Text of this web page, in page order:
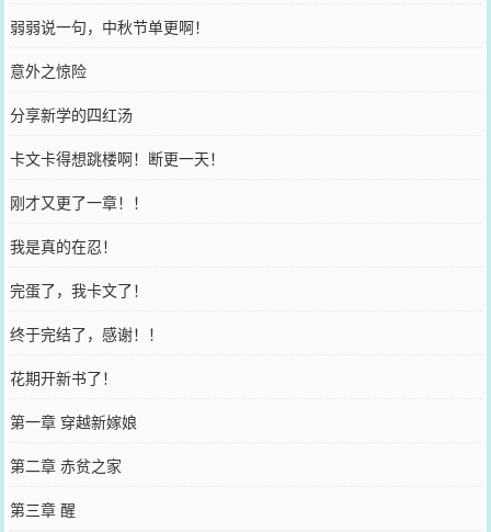
弱弱说一句，中秋节单更啊！
意外之惊险
分享新学的四红汤
卡文卡得想跳楼啊！断更一天！
刚才又更了一章！！
我是真的在忍！
完蛋了，我卡文了！
终于完结了，感谢！！
花期开新书了！
第一章 穿越新嫁娘
第二章 赤贫之家
第三章 醒